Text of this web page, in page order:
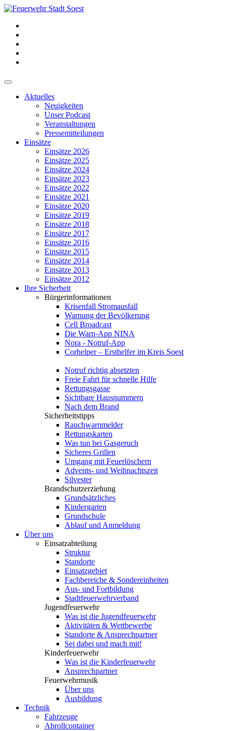
Aktuelles
Neuigkeiten
Unser Podcast
Veranstaltungen
Pressemitteilungen
Einsätze
Einsätze 2026
Einsätze 2025
Einsätze 2024
Einsätze 2023
Einsätze 2022
Einsätze 2021
Einsätze 2020
Einsätze 2019
Einsätze 2018
Einsätze 2017
Einsätze 2016
Einsätze 2015
Einsätze 2014
Einsätze 2013
Einsätze 2012
Ihre Sicherheit
Bürgerinformationen
Krisenfall Stromausfall
Warnung der Bevölkerung
Cell Broadcast
Die Warn-App NINA
Nora - Notruf-App
Corhelper – Ersthelfer im Kreis Soest
Notruf richtig absetzten
Freie Fahrt für schnelle Hilfe
Rettungsgasse
Sichtbare Hausnummern
Nach dem Brand
Sicherheitstipps
Rauchwarnmelder
Rettungskarten
Was tun bei Gasgeruch
Sicheres Grillen
Umgang mit Feuerlöschern
Advents- und Weihnachtszeit
Silvester
Brandschutzerziehung
Grundsätzliches
Kindergarten
Grundschule
Ablauf und Anmeldung
Über uns
Einsatzabteilung
Struktur
Standorte
Einsatzgebiet
Fachbereiche & Sondereinheiten
Aus- und Fortbildung
Stadtfeuerwehrverband
Jugendfeuerwehr
Was ist die Jugendfeuerwehr
Aktivitäten & Wettbewerbe
Standorte & Ansprechpartner
Sei dabei und mach mit!
Kinderfeuerwehr
Was ist die Kinderfeuerwehr
Ansprechpartner
Feuerwehrmusik
Über uns
Ausbildung
Technik
Fahrzeuge
Abrollcontainer